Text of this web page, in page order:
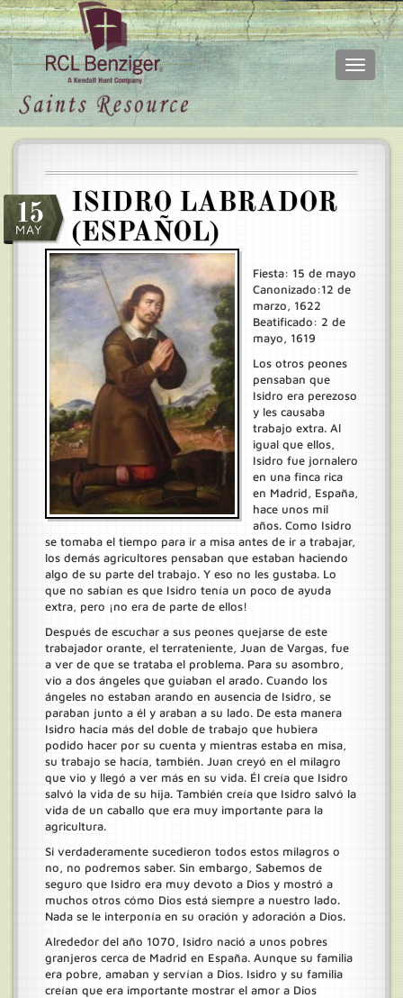
Skip
Toggle
Main
15
MAY
ISIDRO LABRADOR
(ESPAÑOL)
Fiesta: 15 de mayo
Canonizado:12 de
marzo, 1622
Beatificado: 2 de
mayo, 1619
Los otros peones
pensaban que
Isidro era perezoso
y les causaba
trabajo extra. Al
igual que ellos,
Isidro fue jornalero
en una finca rica
en Madrid, España,
hace unos mil
años. Como Isidro
se tomaba el tiempo para ir a misa antes de ir a trabajar,
los demás agricultores pensaban que estaban haciendo
algo de su parte del trabajo. Y eso no les gustaba. Lo
que no sabían es que Isidro tenía un poco de ayuda
extra, pero ¡no era de parte de ellos!
Después de escuchar a sus peones quejarse de este
trabajador orante, el terrateniente, Juan de Vargas, fue
a ver de que se trataba el problema. Para su asombro,
vio a dos ángeles que guiaban el arado. Cuando los
ángeles no estaban arando en ausencia de Isidro, se
paraban junto a él y araban a su lado. De esta manera
Isidro hacía más del doble de trabajo que hubiera
podido hacer por su cuenta y mientras estaba en misa,
su trabajo se hacía, también. Juan creyó en el milagro
que vio y llegó a ver más en su vida. Él creía que Isidro
salvó la vida de su hija. También creía que Isidro salvó la
vida de un caballo que era muy importante para la
agricultura.
Si verdaderamente sucedieron todos estos milagros o
no, no podremos saber. Sin embargo, Sabemos de
seguro que Isidro era muy devoto a Dios y mostró a
muchos otros cómo Dios está siempre a nuestro lado.
Nada se le interponía en su oración y adoración a Dios.
Alrededor del año 1070, Isidro nació a unos pobres
granjeros cerca de Madrid en España. Aunque su familia
era pobre, amaban y servían a Dios. Isidro y su familia
creían que era importante mostrar el amor a Dios